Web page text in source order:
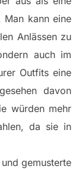
Man kann eine
Anlässen zu
auch im
Outfits eine
davon
würden mehr
da sie in
gemusterte